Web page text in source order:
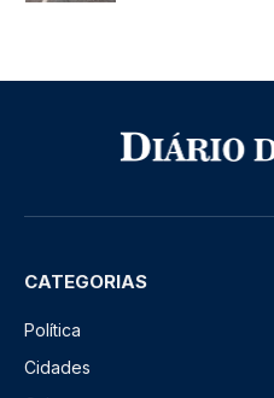
CATEGORIAS
Política
Cidades